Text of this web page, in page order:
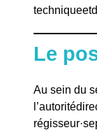
Le
Au sein du